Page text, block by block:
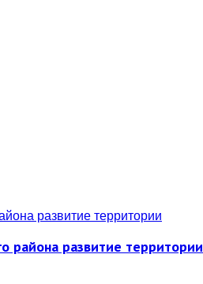
района развитие территории